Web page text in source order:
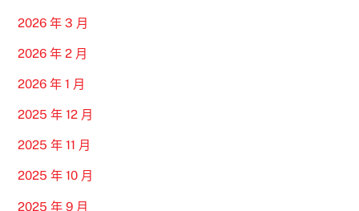
2026 年 3 月
2026 年 2 月
2026 年 1 月
2025 年 12 月
2025 年 11 月
2025 年 10 月
2025 年 9 月